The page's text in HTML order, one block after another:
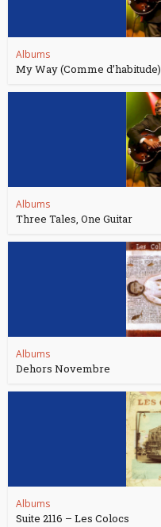
Albums
My Way (Comme d’habitude)
Albums
Three Tales, One Guitar
Albums
Dehors Novembre
Albums
Suite 2116 – Les Colocs